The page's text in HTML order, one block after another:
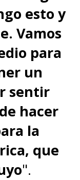
esto y
Vamos
para
un
sentir
hacer
la
que
".